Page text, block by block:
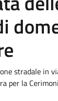
stradale in
per la